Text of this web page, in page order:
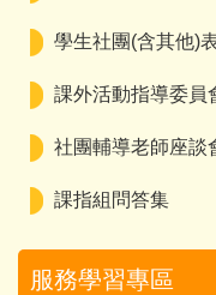
學生社團(含其他)
課外活動指導委員
社團輔導老師座談
課指組問答集
服務學習專區